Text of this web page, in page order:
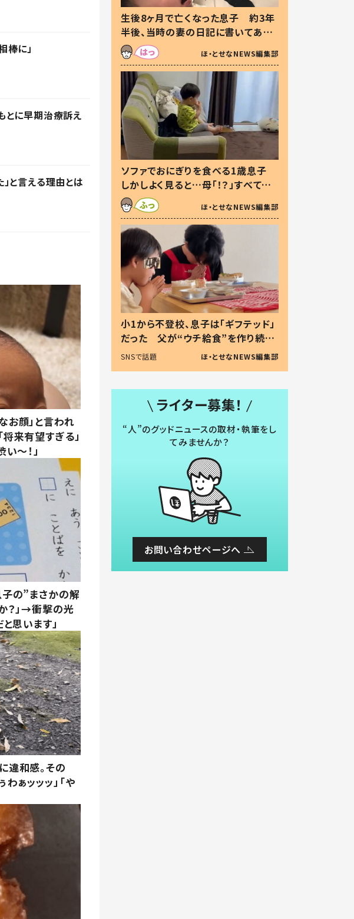
に」
に早期治療訴え
と言える理由とは
お顔」と言われ
来有望すぎる」
～！」
子の”まさかの解
？」→衝撃の光
思います」
違和感。その
ぁッッッ」「や
生後8ヶ月で亡くなった息子 約3年
半後、当時の妻の日記に書いてあっ
た本音とは
ほ・とせなNEWS編集部
ソファでおにぎりを食べる1歳息子
しかしよく見ると…母「！？」すべてを
察した母の投稿に「可愛いから許
す！」「現行犯〜」
ほ・とせなNEWS編集部
小1から不登校、息子は「ギフテッド」
だった 父が“ウチ給食”を作り続け
る理由とは #令和の親 #令和の子
SNSで話題 ほ・とせなNEWS編集部
ライター募集！
“人”のグッドニュースの取材・執筆をし
てみませんか？
お問い合わせページへ